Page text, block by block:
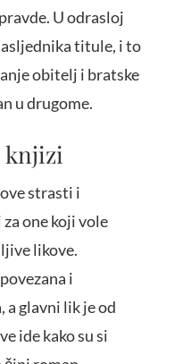
U odrasloj
titule, i to
obitelj i bratske
u drugome.
knjizi
strasti i
one koji vole
likove.
i
a glavni lik je od
ide kako su si